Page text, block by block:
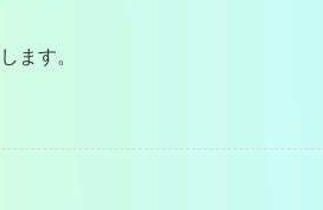
ます。